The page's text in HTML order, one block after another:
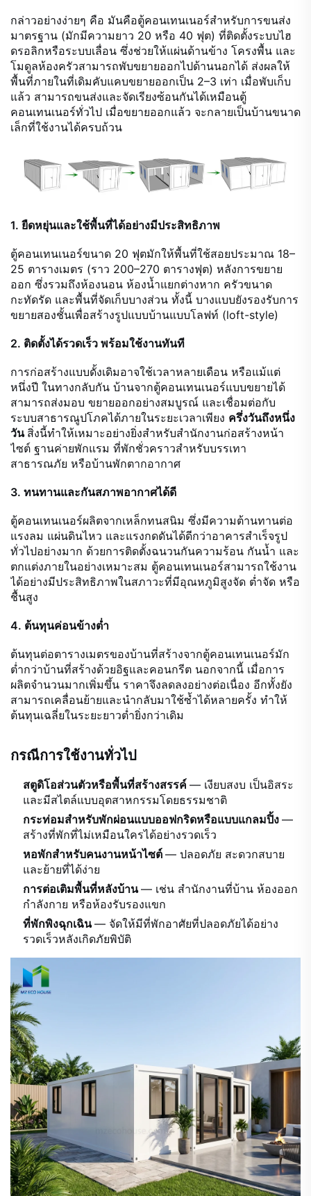
กล่าวอย่างง่ายๆ คือ มันคือตู้คอนเทนเนอร์สำหรับการขนส่ง
มาตรฐาน (มักมีความยาว 20 หรือ 40 ฟุต) ที่ติดตั้งระบบไฮ
ดรอลิกหรือระบบเลื่อน ซึ่งช่วยให้แผ่นด้านข้าง โครงพื้น และ
โมดูลห้องครัวสามารถพับขยายออกไปด้านนอกได้ ส่งผลให้
พื้นที่ภายในที่เดิมคับแคบขยายออกเป็น 2–3 เท่า เมื่อพับเก็บ
แล้ว สามารถขนส่งและจัดเรียงซ้อนกันได้เหมือนตู้
คอนเทนเนอร์ทั่วไป เมื่อขยายออกแล้ว จะกลายเป็นบ้านขนาด
เล็กที่ใช้งานได้ครบถ้วน
1. ยืดหยุ่นและใช้พื้นที่ได้อย่างมีประสิทธิภาพ
ตู้คอนเทนเนอร์ขนาด 20 ฟุตมักให้พื้นที่ใช้สอยประมาณ 18–
25 ตารางเมตร (ราว 200–270 ตารางฟุต) หลังการขยาย
ออก ซึ่งรวมถึงห้องนอน ห้องน้ำแยกต่างหาก ครัวขนาด
กะทัดรัด และพื้นที่จัดเก็บบางส่วน ทั้งนี้ บางแบบยังรองรับการ
ขยายสองชั้นเพื่อสร้างรูปแบบบ้านแบบโลฟท์ (loft-style)
2. ติดตั้งได้รวดเร็ว พร้อมใช้งานทันที
การก่อสร้างแบบดั้งเดิมอาจใช้เวลาหลายเดือน หรือแม้แต่
หนึ่งปี ในทางกลับกัน บ้านจากตู้คอนเทนเนอร์แบบขยายได้
สามารถส่งมอบ ขยายออกอย่างสมบูรณ์ และเชื่อมต่อกับ
ระบบสาธารณูปโภคได้ภายในระยะเวลาเพียง ครึ่งวันถึงหนึ่ง
วัน สิ่งนี้ทำให้เหมาะอย่างยิ่งสำหรับสำนักงานก่อสร้างหน้า
ไซต์ ฐานค่ายพักแรม ที่พักชั่วคราวสำหรับบรรเทา
สาธารณภัย หรือบ้านพักตากอากาศ
3. ทนทานและกันสภาพอากาศได้ดี
ตู้คอนเทนเนอร์ผลิตจากเหล็กทนสนิม ซึ่งมีความต้านทานต่อ
แรงลม แผ่นดินไหว และแรงกดดันได้ดีกว่าอาคารสำเร็จรูป
ทั่วไปอย่างมาก ด้วยการติดตั้งฉนวนกันความร้อน กันน้ำ และ
ตกแต่งภายในอย่างเหมาะสม ตู้คอนเทนเนอร์สามารถใช้งาน
ได้อย่างมีประสิทธิภาพในสภาวะที่มีอุณหภูมิสูงจัด ต่ำจัด หรือ
ชื้นสูง
4. ต้นทุนค่อนข้างต่ำ
ต้นทุนต่อตารางเมตรของบ้านที่สร้างจากตู้คอนเทนเนอร์มัก
ต่ำกว่าบ้านที่สร้างด้วยอิฐและคอนกรีต นอกจากนี้ เมื่อการ
ผลิตจำนวนมากเพิ่มขึ้น ราคาจึงลดลงอย่างต่อเนื่อง อีกทั้งยัง
สามารถเคลื่อนย้ายและนำกลับมาใช้ซ้ำได้หลายครั้ง ทำให้
ต้นทุนเฉลี่ยในระยะยาวต่ำยิ่งกว่าเดิม
กรณีการใช้งานทั่วไป
สตูดิโอส่วนตัวหรือพื้นที่สร้างสรรค์ — เงียบสงบ เป็นอิสระ
และมีสไตล์แบบอุตสาหกรรมโดยธรรมชาติ
กระท่อมสำหรับพักผ่อนแบบออฟกริดหรือแบบแกลมปิ้ง —
สร้างที่พักที่ไม่เหมือนใครได้อย่างรวดเร็ว
หอพักสำหรับคนงานหน้าไซต์ — ปลอดภัย สะดวกสบาย
และย้ายที่ได้ง่าย
การต่อเติมพื้นที่หลังบ้าน— เช่น สำนักงานที่บ้าน ห้องออก
กำลังกาย หรือห้องรับรองแขก
ที่พักพิงฉุกเฉิน— จัดให้มีที่พักอาศัยที่ปลอดภัยได้อย่าง
รวดเร็วหลังเกิดภัยพิบัติ